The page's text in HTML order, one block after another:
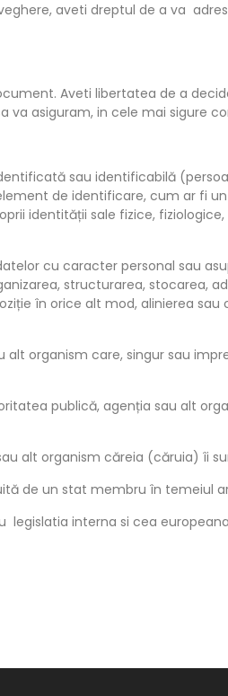
aveti dreptul de a va
Aveti libertatea de a
asiguram, in cele mai sigure
sau identificabilă
de identificare, cum ar fi
identității sale fizice,
cu caracter personal sau
structurarea, stocarea,
în orice alt mod, alinierea
organism care, singur sau
publică, agenția sau alt
alt organism căreia (căruia) îi
de un stat membru în temeiul
legislatia interna si cea